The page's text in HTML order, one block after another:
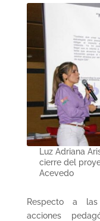
Luz Adriana
cierre del
Acevedo
Respecto a las
acciones